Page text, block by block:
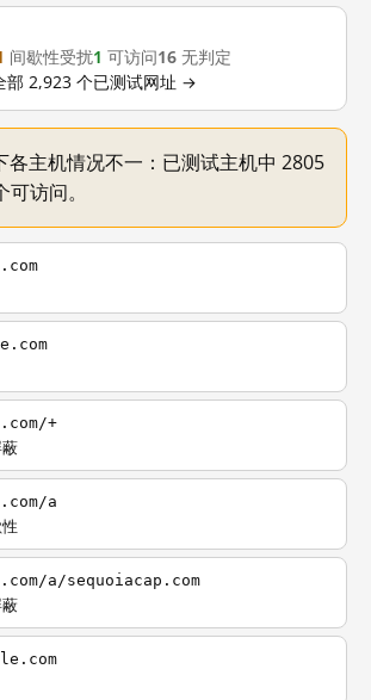
间歇性受扰1 可访问16 无判定
部 2,923 个已测试网址 →
主机情况不一：已测试主机中 2805
访问。
+
a
a/sequoiacap.com